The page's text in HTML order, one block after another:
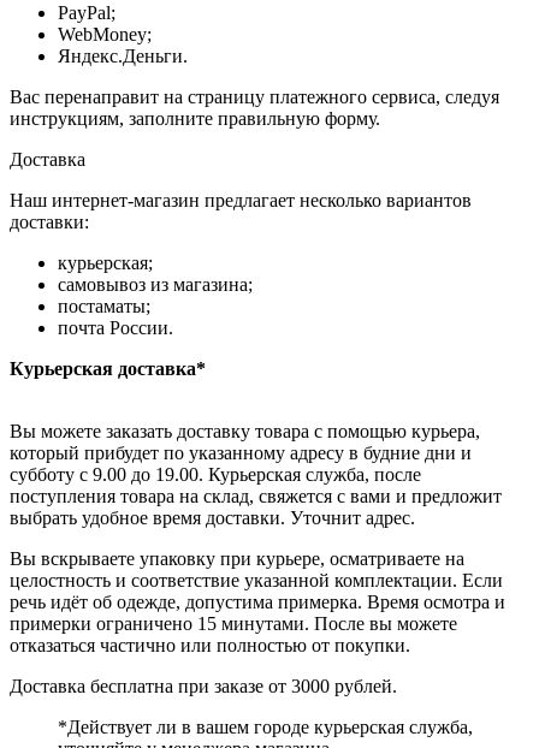
PayPal;
WebMoney;
Яндекс.Деньги.
Вас перенаправит на страницу платежного сервиса, следуя
инструкциям, заполните правильную форму.
Доставка
Наш интернет-магазин предлагает несколько вариантов
доставки:
курьерская;
самовывоз из магазина;
постаматы;
почта России.
Курьерская доставка*
Вы можете заказать доставку товара с помощью курьера,
который прибудет по указанному адресу в будние дни и
субботу с 9.00 до 19.00. Курьерская служба, после
поступления товара на склад, свяжется с вами и предложит
выбрать удобное время доставки. Уточнит адрес.
Вы вскрываете упаковку при курьере, осматриваете на
целостность и соответствие указанной комплектации. Если
речь идёт об одежде, допустима примерка. Время осмотра и
примерки ограничено 15 минутами. После вы можете
отказаться частично или полностью от покупки.
Доставка бесплатна при заказе от 3000 рублей.
*Действует ли в вашем городе курьерская служба,